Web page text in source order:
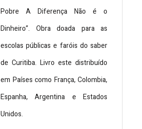
Pobre A Diferença Não é o
Dinheiro”. Obra doada para as
escolas públicas e faróis do saber
de Curitiba. Livro este distribuído
em Países como França, Colombia,
Espanha, Argentina e Estados
Unidos.